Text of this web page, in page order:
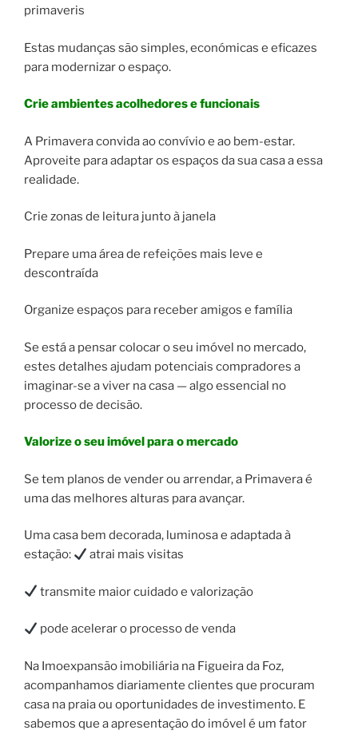
primaveris
Estas mudanças são simples, económicas e eficazes
para modernizar o espaço.
Crie ambientes acolhedores e funcionais
A Primavera convida ao convívio e ao bem-estar.
Aproveite para adaptar os espaços da sua casa a essa
realidade.
Crie zonas de leitura junto à janela
Prepare uma área de refeições mais leve e
descontraída
Organize espaços para receber amigos e família
Se está a pensar colocar o seu imóvel no mercado,
estes detalhes ajudam potenciais compradores a
imaginar-se a viver na casa — algo essencial no
processo de decisão.
Valorize o seu imóvel para o mercado
Se tem planos de vender ou arrendar, a Primavera é
uma das melhores alturas para avançar.
Uma casa bem decorada, luminosa e adaptada à
estação:
atrai mais visitas
transmite maior cuidado e valorização
pode acelerar o processo de venda
Na Imoexpansão imobiliária na Figueira da Foz,
acompanhamos diariamente clientes que procuram
casa na praia ou oportunidades de investimento. E
sabemos que a apresentação do imóvel é um fator